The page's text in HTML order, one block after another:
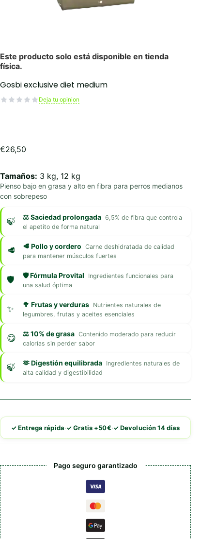
Gosbi exclusive diet medium
Deja tu opinion
€26,50
Tamaños: 3 kg, 12 kg
Pienso bajo en grasa y alto en fibra para perros medianos
con sobrepeso
⚖️ Saciedad prolongada 6,5% de fibra que controla
el apetito de forma natural
🥩 Pollo y cordero Carne deshidratada de calidad
para mantener músculos fuertes
🛡️ Fórmula Provital
Ingredientes funcionales para
una salud óptima
🥦 Frutas y verduras Nutrientes naturales de
legumbres, frutas y aceites esenciales
⚖️ 10% de grasa Contenido moderado para reducir
calorías sin perder sabor
🫶 Digestión equilibrada Ingredientes naturales de
alta calidad y digestibilidad
✓ Entrega rápida·✓ Gratis +50€·✓ Devolución 14 días
Pago seguro garantizado